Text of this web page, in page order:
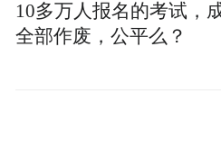
10多万人报名的考试，
全部作废，公平么？